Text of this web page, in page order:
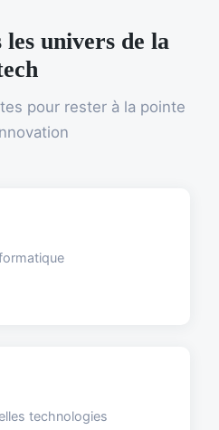
univers de la
pour rester à la pointe
technologies